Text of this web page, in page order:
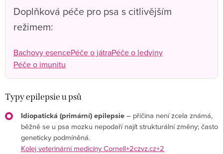
Doplňková péče pro psa s citlivějším
režimem:
Bachovy esencePéče o játraPéče o ledviny
Péče o imunitu
Typy epilepsie u psů
Idiopatická (primární) epilepsie– příčina není zcela známá,
běžně se u psa mozku nepodaří najít strukturální změny; často
geneticky podmíněná.
Kolej veterinární medicíny Cornell+2czvz.cz+2